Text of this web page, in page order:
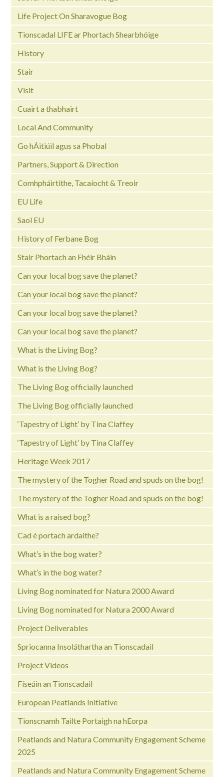
Life Project On Sharavogue Bog
Tionscadal LIFE ar Phortach Shearbhóige
History
Stair
Visit
Cuairt a thabhairt
Local And Community
Go hÁitiúil agus sa Phobal
Partners, Support & Direction
Comhpháirtithe, Tacaíocht & Treoir
EU Life
Saol EU
History of Ferbane Bog
Stair Phortach an Fhéir Bháin
Can your local bog save the planet?
Can your local bog save the planet?
Can your local bog save the planet?
Can your local bog save the planet?
What is the Living Bog?
What is the Living Bog?
The Living Bog officially launched
The Living Bog officially launched
‘Tapestry of Light’ by Tina Claffey
‘Tapestry of Light’ by Tina Claffey
Heritage Week 2017
The mystery of the Togher Road and spuds on the bog!
The mystery of the Togher Road and spuds on the bog!
What is a raised bog?
Cad é portach ardaithe?
What’s in the bog water?
What’s in the bog water?
Living Bog nominated for Natura 2000 Award
Living Bog nominated for Natura 2000 Award
Project Deliverables
Spriocanna Insoláthartha an Tionscadail
Project Videos
Físeáin an Tionscadail
European Peatlands Initiative
Tionscnamh Tailte Portaigh na hEorpa
Peatlands and Natura Community Engagement Scheme
2025
Peatlands and Natura Community Engagement Scheme